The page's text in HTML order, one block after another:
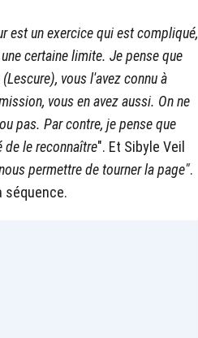
est un exercice qui est compliqué,
certaine limite. Je pense que
vous l'avez connu à
vous en avez aussi. On ne
pas. Par contre, je pense que
le reconnaître". Et Sibyle Veil
permettre de tourner la page".
séquence.